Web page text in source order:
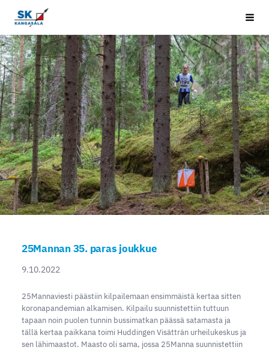
Siirry
sivun
sisältöön
Kangasala SK
25Mannan 35. paras joukkue
9.10.2022
25Mannaviesti päästiin kilpailemaan ensimmäistä kertaa sitten
koronapandemian alkamisen. Kilpailu suunnistettiin tuttuun
tapaan noin puolen tunnin bussimatkan päässä satamasta ja
tällä kertaa paikkana toimi Huddingen Visätträn urheilukeskus ja
sen lähimaastot. Maasto oli sama, jossa 25Manna suunnistettiin